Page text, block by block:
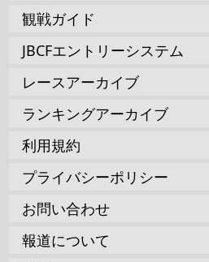
観戦ガイド
JBCFエントリーシステム
レースアーカイブ
ランキングアーカイブ
利用規約
プライバシーポリシー
お問い合わせ
報道について